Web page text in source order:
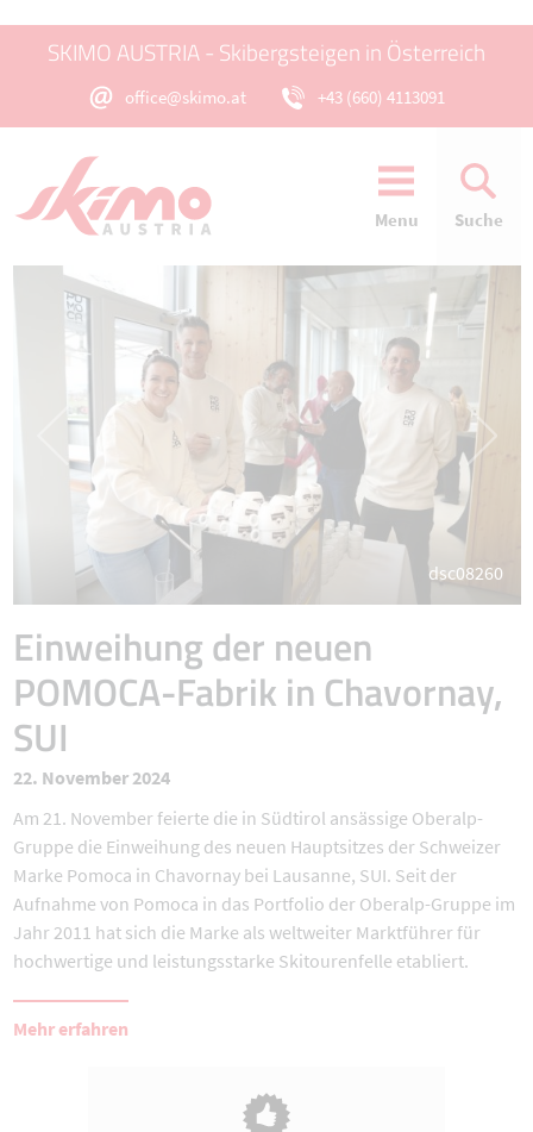
SKIMO AUSTRIA - Skibergsteigen in Österreich
office@skimo.at +43 (660) 4113091
Menu Suche
dsc08260
Einweihung der neuen
POMOCA-Fabrik in Chavornay,
SUI
22. November 2024
Am 21. November feierte die in Südtirol ansässige Oberalp-
Gruppe die Einweihung des neuen Hauptsitzes der Schweizer
Marke Pomoca in Chavornay bei Lausanne, SUI. Seit der
Aufnahme von Pomoca in das Portfolio der Oberalp-Gruppe im
Jahr 2011 hat sich die Marke als weltweiter Marktführer für
hochwertige und leistungsstarke Skitourenfelle etabliert.
Mehr erfahren